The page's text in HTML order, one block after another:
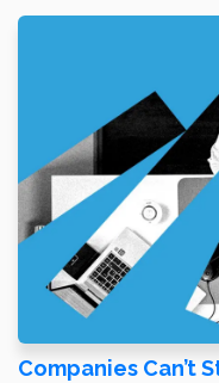
Companies Can’t